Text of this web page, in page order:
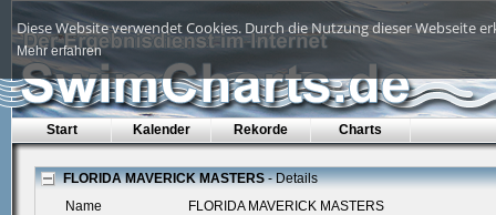
Diese Website verwendet Cookies. Durch die Nutzung dieser Webseite
Mehr erfahren
Start Kalender Rekorde Charts
FLORIDA MAVERICK MASTERS- Details
Name
FLORIDA MAVERICK MASTERS